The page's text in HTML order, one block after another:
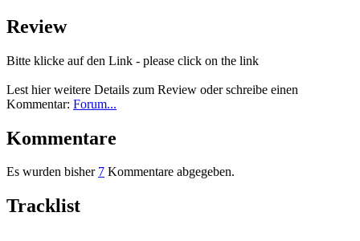
Review
Bitte klicke auf den Link - please click on the link
Lest hier weitere Details zum Review oder schreibe einen
Kommentar: Forum...
Kommentare
Es wurden bisher 7 Kommentare abgegeben.
Tracklist